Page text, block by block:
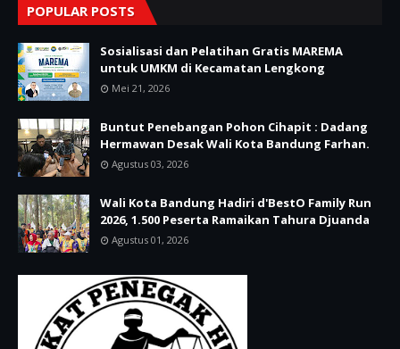
POPULAR POSTS
Sosialisasi dan Pelatihan Gratis MAREMA
untuk UMKM di Kecamatan Lengkong
Mei 21, 2026
Buntut Penebangan Pohon Cihapit : Dadang
Hermawan Desak Wali Kota Bandung Farhan.
Agustus 03, 2026
Wali Kota Bandung Hadiri d'BestO Family Run
2026, 1.500 Peserta Ramaikan Tahura Djuanda
Agustus 01, 2026